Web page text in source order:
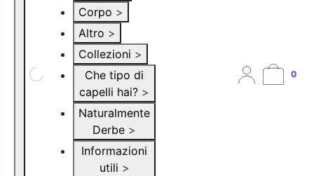
Corpo >
Altro >
Collezioni >
Che tipo di
capelli hai? >
Naturalmente
Derbe >
Informazioni
utili >
0